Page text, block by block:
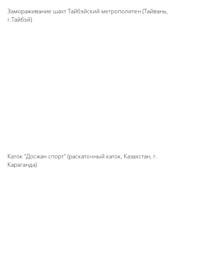
Замораживание шахт Тайбэйский метрополитен (Тайвань,
г.Тайбэй)
Каток "Досжан спорт" (раскаточный каток, Казахстан, г.
Караганда)